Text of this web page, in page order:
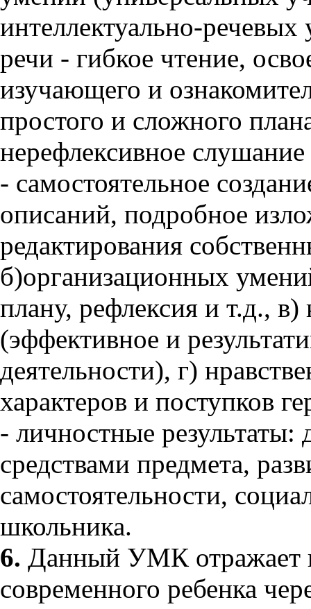
интеллектуально-
речи - гибкое чтение,
изучающего и
простого и сложного
нерефлексивное
- самостоятельное
описаний, подробное
редактирования
б)организационных
плану, рефлексия и т.д.,
(эффективное и
деятельности), г)
характеров и поступков
- личностные результаты:
средствами предмета,
самостоятельности,
школьника.
6. Данный УМК отражает
современного ребенка